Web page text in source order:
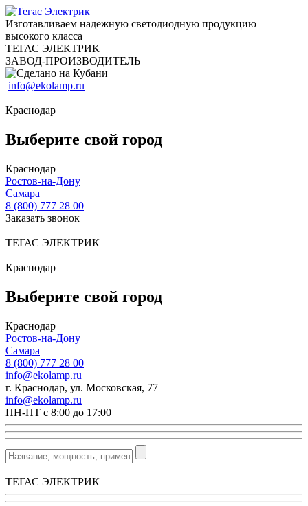
Изготавливаем надежную светодиодную продукцию
высокого класса
ТЕГАС ЭЛЕКТРИК
ЗАВОД-ПРОИЗВОДИТЕЛЬ
info@ekolamp.ru
Краснодар
Выберите свой город
Краснодар
Ростов-на-Дону
Самара
8 (800) 777 28 00
Заказать звонок
ТЕГАС ЭЛЕКТРИК
Краснодар
Выберите свой город
Краснодар
Ростов-на-Дону
Самара
8 (800) 777 28 00
info@ekolamp.ru
г. Краснодар, ул. Московская, 77
info@ekolamp.ru
ПН-ПТ с 8:00 до 17:00
ТЕГАС ЭЛЕКТРИК